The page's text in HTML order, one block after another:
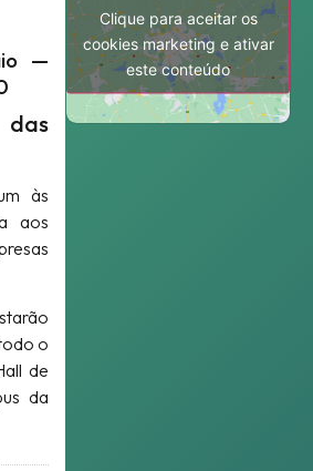
—
às
aos
o
de
da
Clique para aceitar os
cookies marketing e ativar
este conteúdo